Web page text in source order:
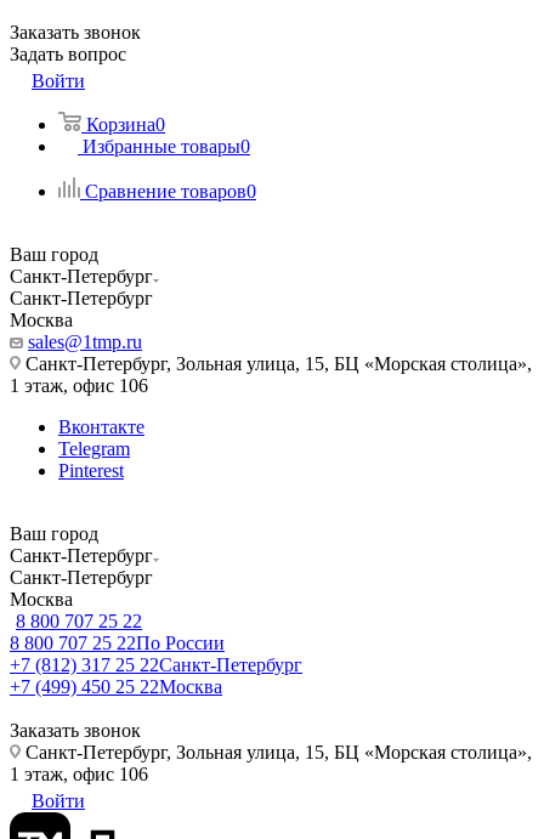
Заказать звонок
Задать вопрос
Войти
Корзина0
Избранные товары0
Сравнение товаров0
Ваш город
Санкт-Петербург
Санкт-Петербург
Москва
sales@1tmp.ru
Санкт-Петербург, Зольная улица, 15, БЦ «Морская столица»,
1 этаж, офис 106
Вконтакте
Telegram
Pinterest
Ваш город
Санкт-Петербург
Санкт-Петербург
Москва
8 800 707 25 22
8 800 707 25 22По России
+7 (812) 317 25 22Санкт-Петербург
+7 (499) 450 25 22Москва
Заказать звонок
Санкт-Петербург, Зольная улица, 15, БЦ «Морская столица»,
1 этаж, офис 106
Войти